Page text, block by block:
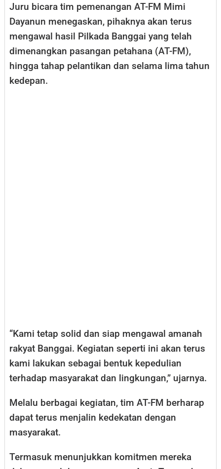
Juru bicara tim pemenangan AT-FM Mimi
Dayanun menegaskan, pihaknya akan terus
mengawal hasil Pilkada Banggai yang telah
dimenangkan pasangan petahana (AT-FM),
hingga tahap pelantikan dan selama lima tahun
kedepan.
“Kami tetap solid dan siap mengawal amanah
rakyat Banggai. Kegiatan seperti ini akan terus
kami lakukan sebagai bentuk kepedulian
terhadap masyarakat dan lingkungan,” ujarnya.
Melalu berbagai kegiatan, tim AT-FM berharap
dapat terus menjalin kedekatan dengan
masyarakat.
Termasuk menunjukkan komitmen mereka